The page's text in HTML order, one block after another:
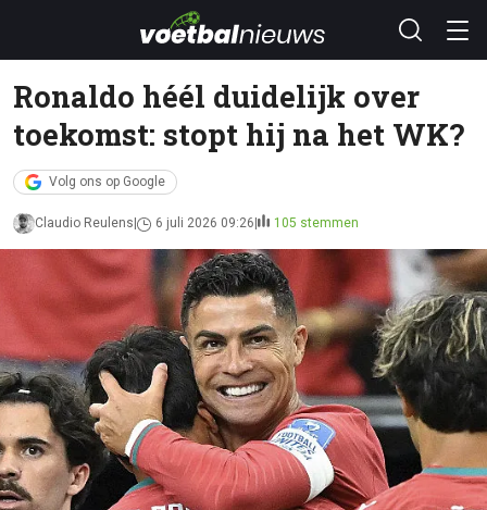
Ronaldo héél duidelijk over
toekomst: stopt hij na het WK?
Volg ons op Google
Claudio Reulens 6 juli 2026 09:26 105 stemmen